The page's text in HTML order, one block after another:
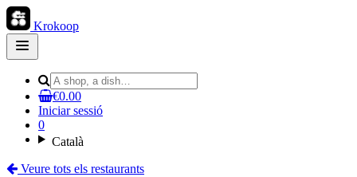
Krokoop
Open
main
€0.00
Iniciar sessió
0
Català
Veure tots els restaurants